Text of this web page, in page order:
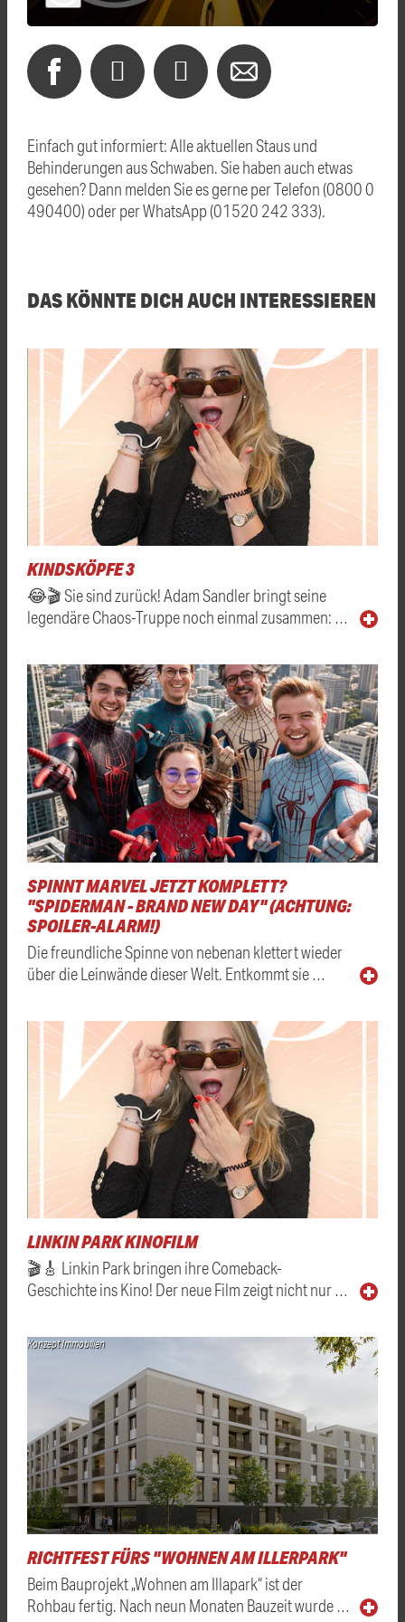
Einfach gut informiert: Alle aktuellen Staus und
Behinderungen aus Schwaben. Sie haben auch etwas
gesehen? Dann melden Sie es gerne per Telefon (0800 0
490400) oder per WhatsApp (01520 242 333).
DAS KÖNNTE DICH AUCH INTERESSIEREN
KINDSKÖPFE 3
😂🎬 Sie sind zurück! Adam Sandler bringt seine
legendäre Chaos-Truppe noch einmal zusammen: …
SPINNT MARVEL JETZT KOMPLETT?
"SPIDERMAN - BRAND NEW DAY" (ACHTUNG:
SPOILER-ALARM!)
Die freundliche Spinne von nebenan klettert wieder
über die Leinwände dieser Welt. Entkommt sie …
LINKIN PARK KINOFILM
🎬🎸 Linkin Park bringen ihre Comeback-
Geschichte ins Kino! Der neue Film zeigt nicht nur …
Konzept Immobilien
RICHTFEST FÜRS "WOHNEN AM ILLERPARK"
Beim Bauprojekt „Wohnen am Illapark“ ist der
Rohbau fertig. Nach neun Monaten Bauzeit wurde …